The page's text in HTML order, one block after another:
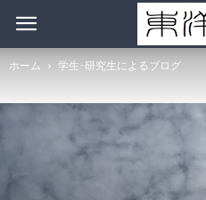
ホーム 学生･研究生によるブログ